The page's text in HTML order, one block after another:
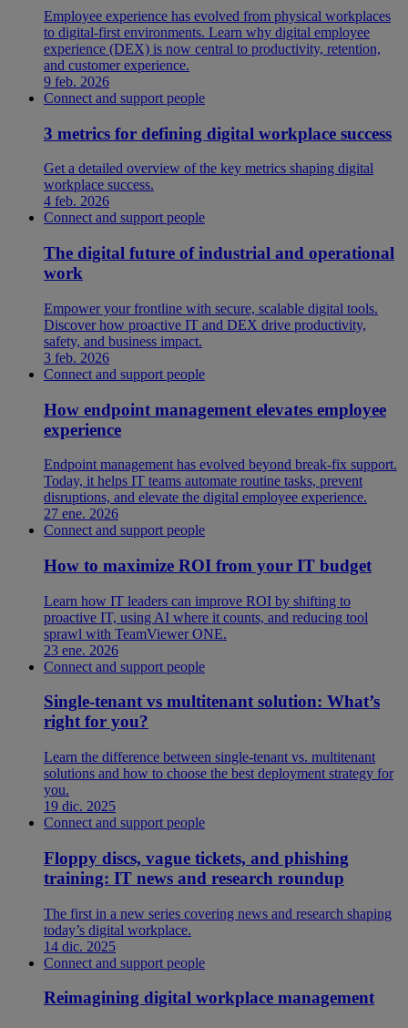
Employee experience has evolved from physical workplaces
to digital-first environments. Learn why digital employee
experience (DEX) is now central to productivity, retention,
and customer experience.
9 feb. 2026
Connect and support people
3 metrics for defining digital workplace success
Get a detailed overview of the key metrics shaping digital
workplace success.
4 feb. 2026
Connect and support people
The digital future of industrial and operational
work
Empower your frontline with secure, scalable digital tools.
Discover how proactive IT and DEX drive productivity,
safety, and business impact.
3 feb. 2026
Connect and support people
How endpoint management elevates employee
experience
Endpoint management has evolved beyond break-fix support.
Today, it helps IT teams automate routine tasks, prevent
disruptions, and elevate the digital employee experience.
27 ene. 2026
Connect and support people
How to maximize ROI from your IT budget
Learn how IT leaders can improve ROI by shifting to
proactive IT, using AI where it counts, and reducing tool
sprawl with TeamViewer ONE.
23 ene. 2026
Connect and support people
Single-tenant vs multitenant solution: What’s
right for you?
Learn the difference between single-tenant vs. multitenant
solutions and how to choose the best deployment strategy for
you.
19 dic. 2025
Connect and support people
Floppy discs, vague tickets, and phishing
training: IT news and research roundup
The first in a new series covering news and research shaping
today’s digital workplace.
14 dic. 2025
Connect and support people
Reimagining digital workplace management